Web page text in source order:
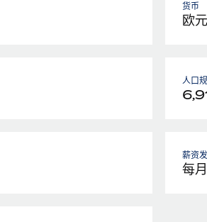
货币
欧元
人口
薪资
每